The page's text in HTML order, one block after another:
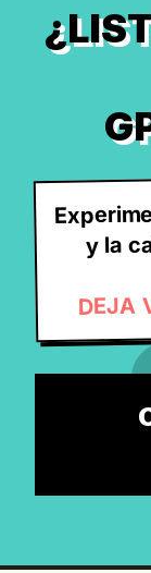
y la
DEJA